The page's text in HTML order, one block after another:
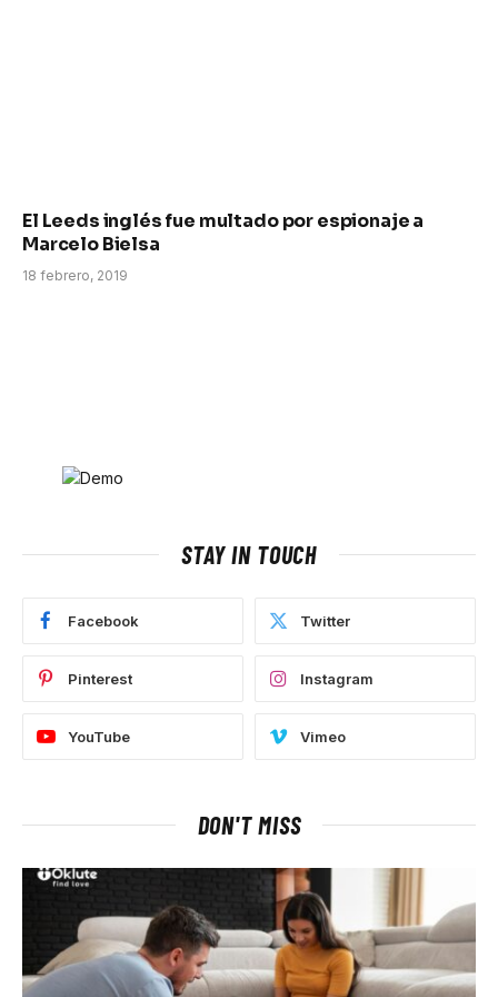
El Leeds inglés fue multado por espionaje a
Marcelo Bielsa
18 febrero, 2019
STAY IN TOUCH
Facebook Twitter
Pinterest Instagram
YouTube Vimeo
DON'T MISS